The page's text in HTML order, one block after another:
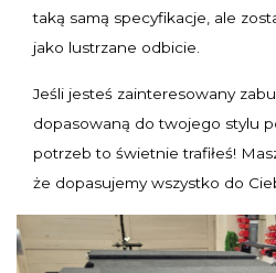
taką samą specyfikacje, ale
jako lustrzane odbicie.
Jeśli jesteś zainteresowany
dopasowaną do twojego stylu
potrzeb to świetnie trafiłeś!
że dopasujemy wszystko do